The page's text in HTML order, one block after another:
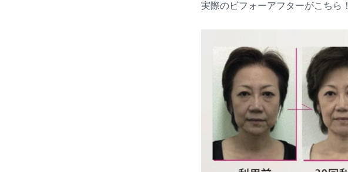
実際のビフォーアフターがこちら！